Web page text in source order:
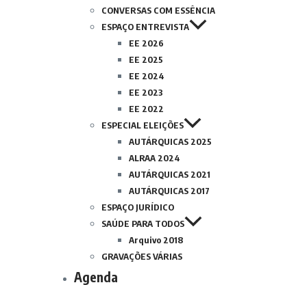
CONVERSAS COM ESSÊNCIA
ESPAÇO ENTREVISTA
EE 2026
EE 2025
EE 2024
EE 2023
EE 2022
ESPECIAL ELEIÇÕES
AUTÁRQUICAS 2025
ALRAA 2024
AUTÁRQUICAS 2021
AUTÁRQUICAS 2017
ESPAÇO JURÍDICO
SAÚDE PARA TODOS
Arquivo 2018
GRAVAÇÕES VÁRIAS
Agenda